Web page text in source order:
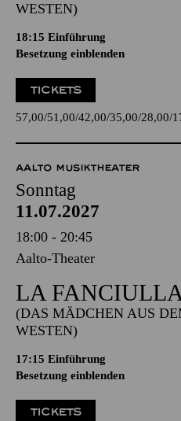
WESTEN)
18:15 Einführung
Besetzung einblenden
TICKETS
57,00 51,00 42,00 35,00 28,00
AALTO MUSIKTHEATER
Sonntag
11.07.2027
18:00 - 20:45
Aalto-Theater
LA
(DAS MÄDCHEN AUS
WESTEN)
17:15 Einführung
Besetzung einblenden
TICKETS